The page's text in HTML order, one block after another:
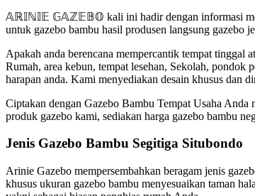
𝔸ℝ𝕀ℕ𝕀𝔼 𝔾𝔸ℤ𝔼𝔹𝕆 kali ini hadir dengan informasi
untuk gazebo bambu hasil produsen langsung gazebo
Apakah anda berencana mempercantik tempat tinggal
Rumah, area kebun, tempat lesehan, Sekolah,
harapan anda. Kami menyediakan desain khusus dan
Ciptakan dengan Gazebo Bambu Tempat Usaha
produk gazebo kami, sediakan harga gazebo bambu
Jenis Gazebo Bambu Segitiga Situbondo
Arinie Gazebo mempersembahkan beragam jenis
khusus ukuran gazebo bambu menyesuaikan taman